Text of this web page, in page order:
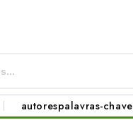
autorespalavras-chave